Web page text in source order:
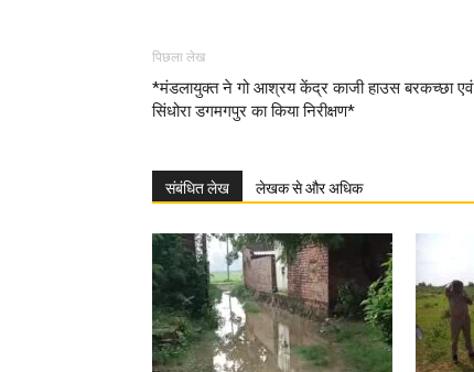
पिछला लेख
*मंडलायुक्त ने गो आश्रय केंद्र काजी हाउस बरकच्छा एवं
सिंधोरा डगमगपुर का किया निरीक्षण*
संबंधित लेख लेखक से और अधिक